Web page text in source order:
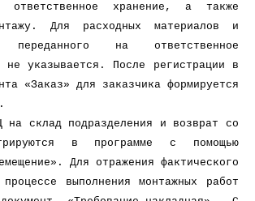
ответственное хранение, а также
Для расходных материалов и
переданного на ответственное
не указывается. После регистрации в
«Заказ» для заказчика формируется
на склад подразделения и возврат со
в программе с помощью
Для отражения фактического
выполнения монтажных работ